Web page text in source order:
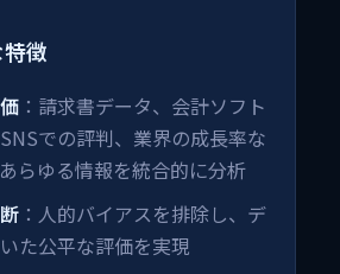
徴
：請求書データ、会計ソフト
での評判、業界の成長率な
らゆる情報を統合的に分析
：人的バイアスを排除し、デ
た公平な評価を実現